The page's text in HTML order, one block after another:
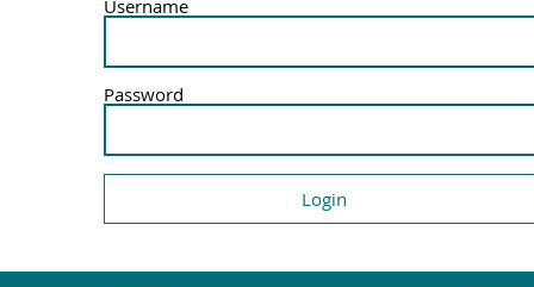
Username
Password